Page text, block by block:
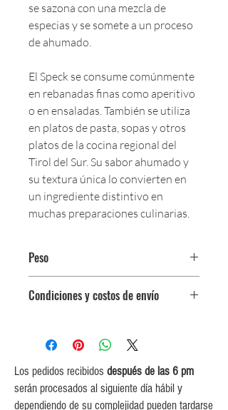
se sazona con una mezcla de
especias y se somete a un proceso
de ahumado.
El Speck se consume comúnmente
en rebanadas finas como aperitivo
o en ensaladas. También se utiliza
en platos de pasta, sopas y otros
platos de la cocina regional del
Tirol del Sur. Su sabor ahumado y
su textura única lo convierten en
un ingrediente distintivo en
muchas preparaciones culinarias.
Peso
Condiciones y costos de envío
iguales o mayores a $350,000.
$5,000 para pedidos entre
$150,000 y $349,999.
$10,000 para pedidos entre
$80,000 y $149,999.
Los pedidos recibidos después de las 6 pm
serán procesados al siguiente día hábil y
dependiendo de su complejidad pueden tardarse